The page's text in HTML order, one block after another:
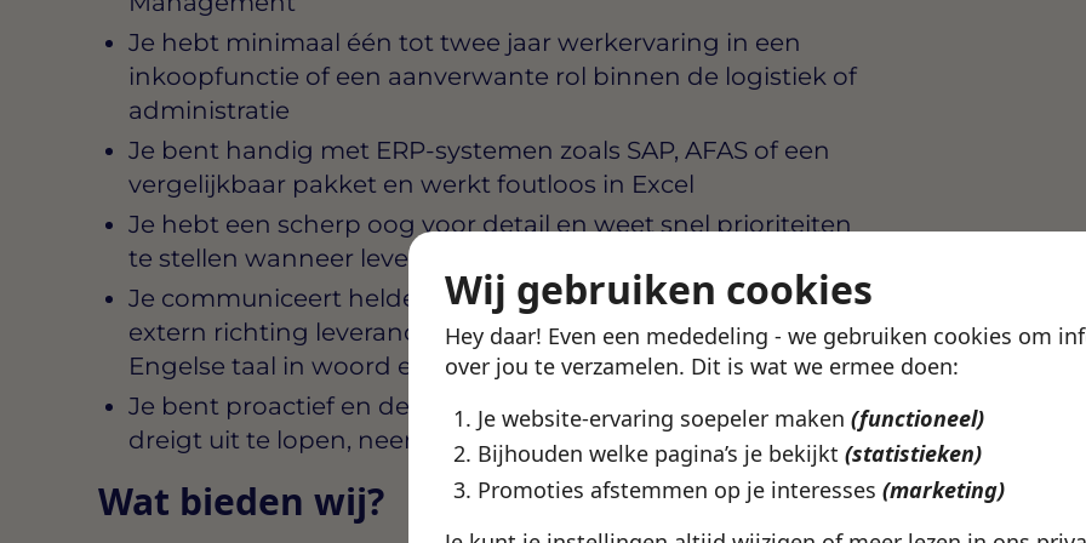
Wij gebruiken cookies
Hey daar! Even een mededeling - we gebruiken cookies om
over jou te verzamelen. Dit is wat we ermee doen:
Je website-ervaring soepeler maken (functioneel)
Bijhouden welke pagina’s je bekijkt (statistieken)
Promoties afstemmen op je interesses (marketing)
Je hebt minimaal één tot twee jaar werkervaring in een
inkoopfunctie of een aanverwante rol binnen de logistiek of
administratie
Je bent handig met ERP-systemen zoals SAP, AFAS of een
vergelijkbaar pakket en werkt foutloos in Excel
Je hebt een scherp oog voor detail en weet snel prioriteiten
te stellen wanneer levertijden onder druk staan
Je communiceert helder, zowel intern met collega’s als
extern richting leveranciers, en beheerst de Nederlandse én
Engelse taal in woord en geschrift
Je bent proactief en denkt in oplossingen: als een levering
dreigt uit te lopen, neem jij direct actie
Wat bieden wij?